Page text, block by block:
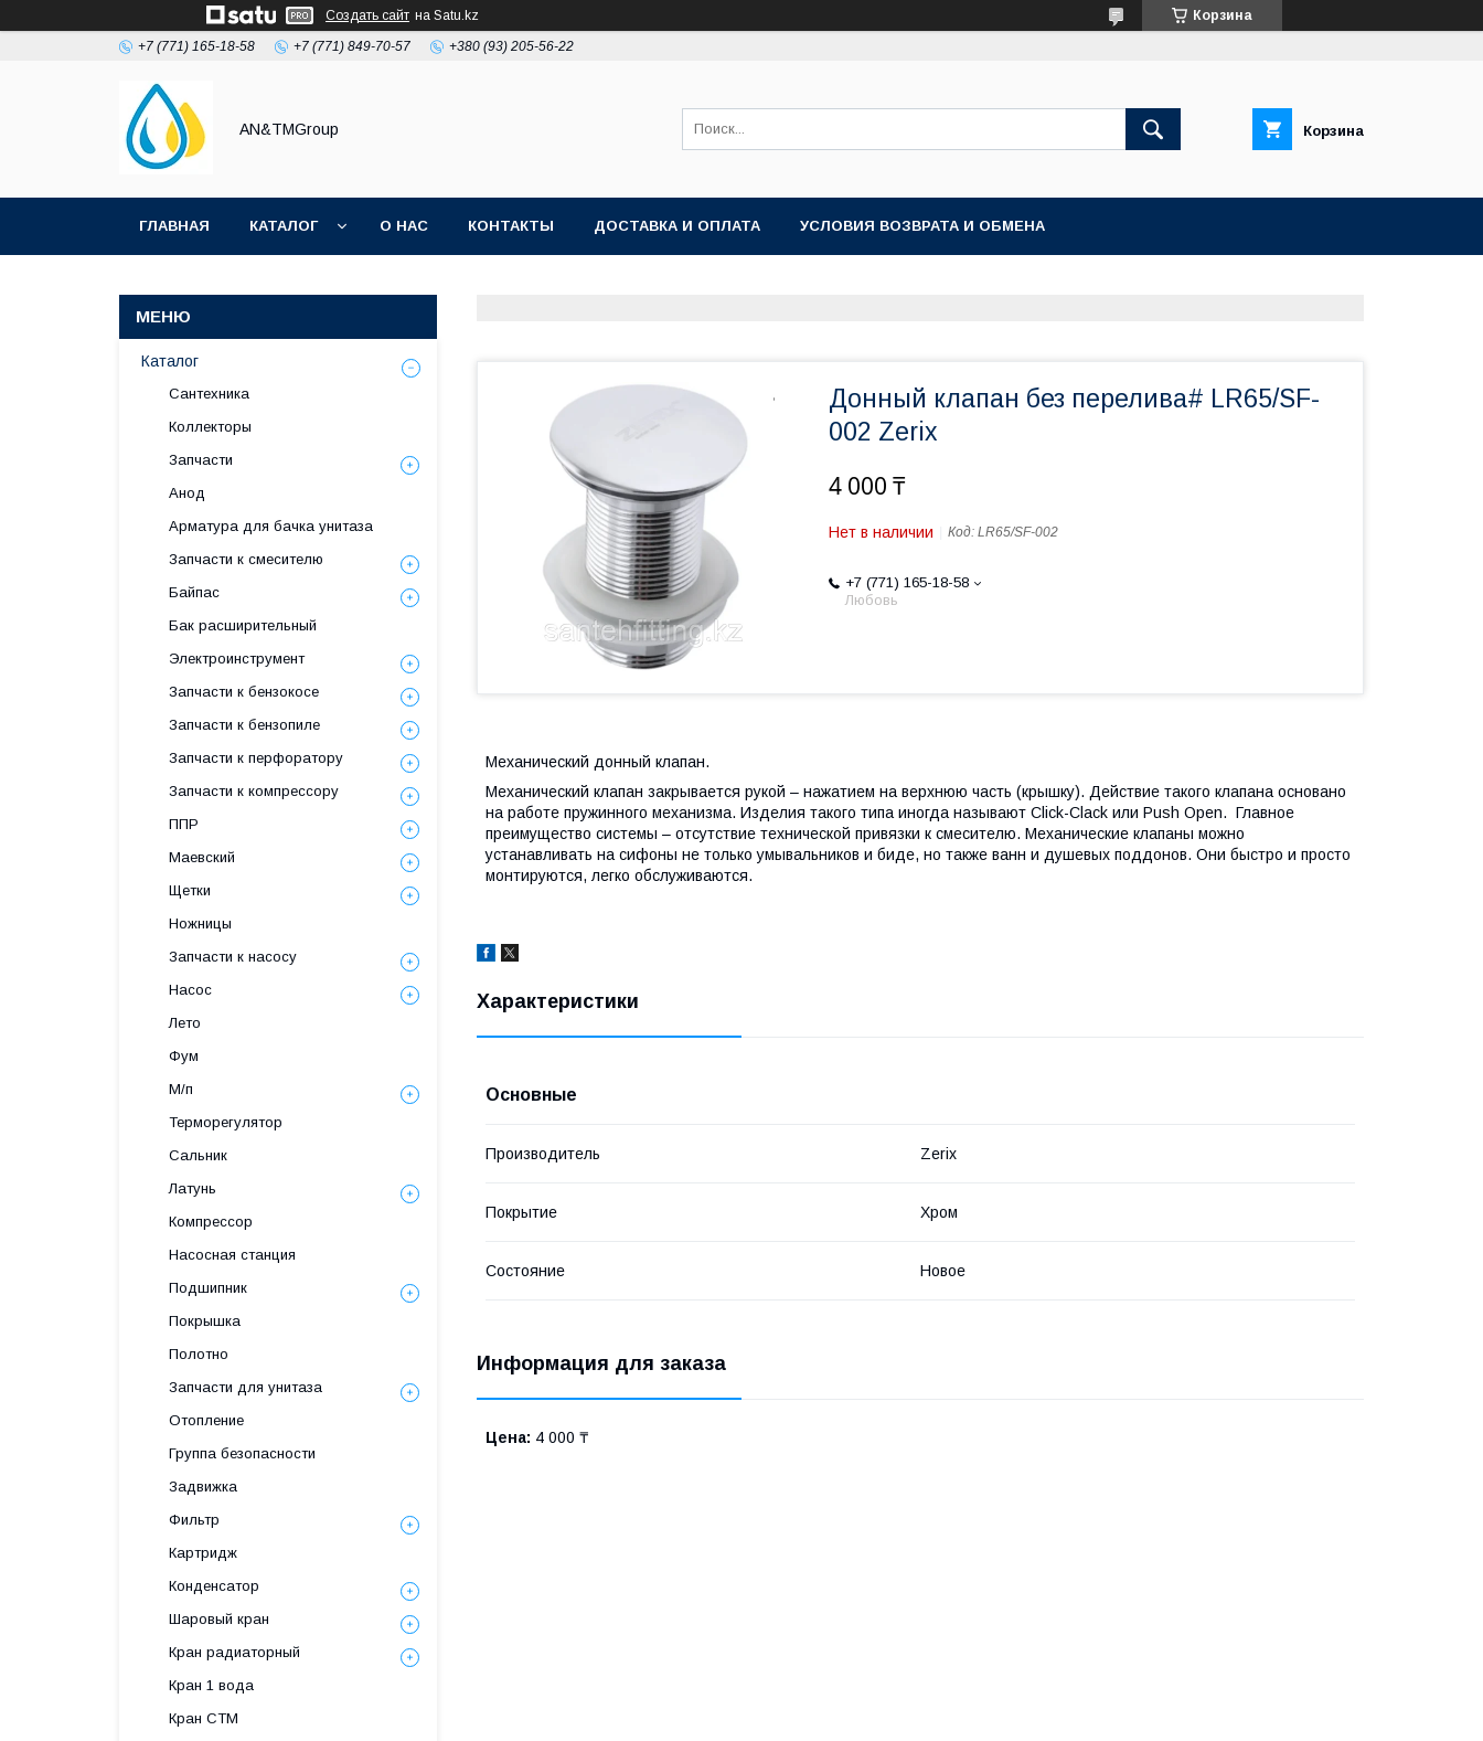
Создать сайт на Satu.kz Корзина
+7 (771) 165-18-58 +7 (771) 849-70-57 +380 (93) 205-56-22
AN&TMGroup Корзина
ГЛАВНАЯ КАТАЛОГ О НАС КОНТАКТЫ ДОСТАВКА И ОПЛАТА УСЛОВИЯ ВОЗВРАТА И ОБМЕНА
Донный клапан без перелива# LR65/SF-
002 Zerix
4 000 ₸
Нет в наличии Код: LR65/SF-002
+7 (771) 165-18-58
Любовь
Механический донный клапан.
Механический клапан закрывается рукой – нажатием на верхнюю часть (крышку). Действие такого клапана основано
на работе пружинного механизма. Изделия такого типа иногда называют Click-Clack или Push Open. Главное
преимущество системы – отсутствие технической привязки к смесителю. Механические клапаны можно
устанавливать на сифоны не только умывальников и биде, но также ванн и душевых поддонов. Они быстро и просто
монтируются, легко обслуживаются.
Характеристики
Основные
Производитель Zerix
Покрытие Хром
Состояние Новое
Информация для заказа
Цена: 4 000 ₸
Каталог
Сантехника
Коллекторы
Запчасти
Анод
Арматура для бачка унитаза
Запчасти к смесителю
Байпас
Бак расширительный
Электроинструмент
Запчасти к бензокосе
Запчасти к бензопиле
Запчасти к перфоратору
Запчасти к компрессору
ППР
Маевский
Щетки
Ножницы
Запчасти к насосу
Насос
Лето
Фум
М/п
Терморегулятор
Сальник
Латунь
Компрессор
Насосная станция
Подшипник
Покрышка
Полотно
Запчасти для унитаза
Отопление
Группа безопасности
Задвижка
Фильтр
Картридж
Конденсатор
Шаровый кран
Кран радиаторный
Кран 1 вода
Кран СТМ